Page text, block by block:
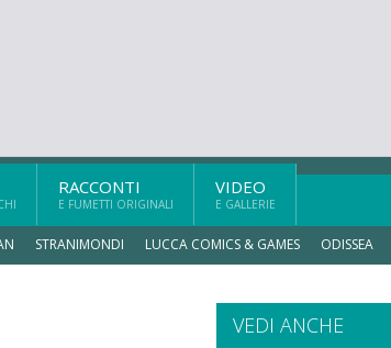
RACCONTI
E FUMETTI ORIGINALI
VIDEO
E GALLERIE
STRANIMONDI LUCCA COMICS & GAMES ODISSEA
VEDI ANCHE